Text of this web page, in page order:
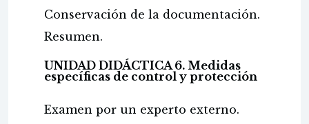
Conservación de la documentación.
Resumen.
UNIDAD DIDÁCTICA 6. Medidas
específicas de control y protección
Examen por un experto externo.